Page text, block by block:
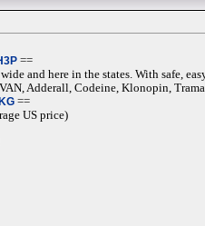
==
and here in the states. With safe,
Adderall, Codeine, Klonopin,
==
US price)